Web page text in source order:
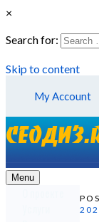
×
Search for:
Skip to content
My Account
Menu